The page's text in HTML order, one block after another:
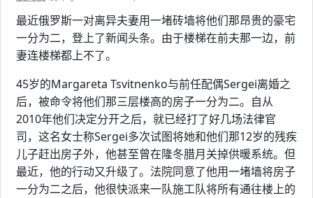
最近俄罗斯一对离异夫妻用一堵砖墙将他们那昂贵的豪宅
一分为二，登上了新闻头条。由于楼梯在前夫那一边，前
妻连楼梯都上不了。
45岁的Margareta Tsvitnenko与前任配偶Sergei离婚之
后，被命令将他们那三层楼高的房子一分为二。自从
2010年他们决定分开之后，就已经打了好几场法律官
司，这名女士称Sergei多次试图将她和他们那12岁的残疾
儿子赶出房子外，他甚至曾在隆冬腊月关掉供暖系统。但
最近，他的行动又升级了。法院同意了他用一堵墙将房子
一分为二之后，他很快派来一队施工队将所有通往楼上的